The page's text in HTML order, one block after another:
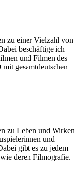
zu einer Vielzahl von
beschäftige ich
und Filmen des
gesamtdeutschen
zu Leben und Wirken
und
gibt es zu jedem
deren Filmografie.